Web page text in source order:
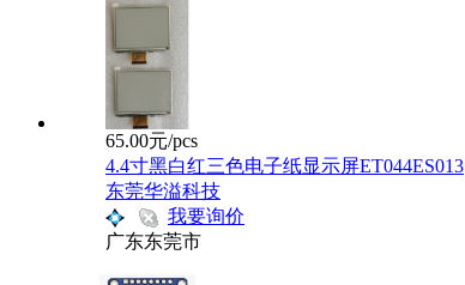
65.00元/pcs
4.4寸黑白红三色电子纸显示屏ET044ES013
东莞华溢科技
我要询价
广东东莞市